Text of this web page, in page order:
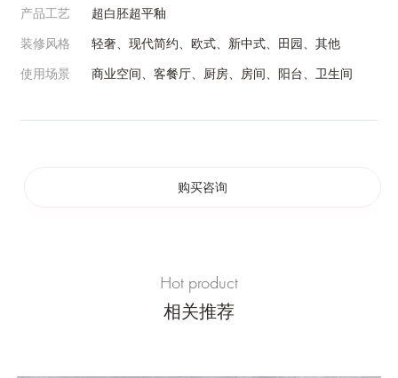
产品工艺 超白胚超平釉
装修风格 轻奢、现代简约、欧式、新中式、田园、其他
使用场景 商业空间、客餐厅、厨房、房间、阳台、卫生间
购买咨询
Hot product
相关推荐